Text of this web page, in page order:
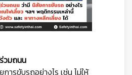
วมถนน
ารขับรถอย่างไร เช่น ไม่ให้